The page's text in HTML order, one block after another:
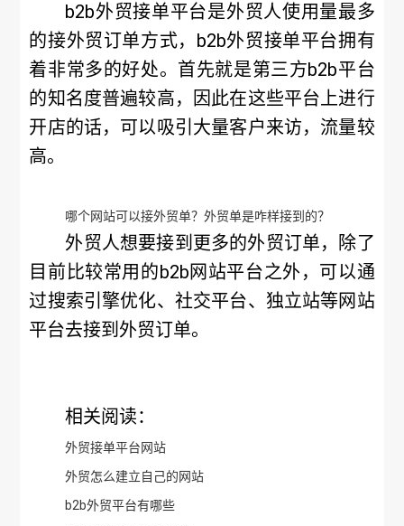
b2b外贸接单平台是外贸人使用量最多
的接外贸订单方式，b2b外贸接单平台拥有
着非常多的好处。首先就是第三方b2b平台
的知名度普遍较高，因此在这些平台上进行
开店的话，可以吸引大量客户来访，流量较
高。
哪个网站可以接外贸单？外贸单是咋样接到的？
外贸人想要接到更多的外贸订单，除了
目前比较常用的b2b网站平台之外，可以通
过搜索引擎优化、社交平台、独立站等网站
平台去接到外贸订单。
相关阅读：
外贸接单平台网站
外贸怎么建立自己的网站
b2b外贸平台有哪些